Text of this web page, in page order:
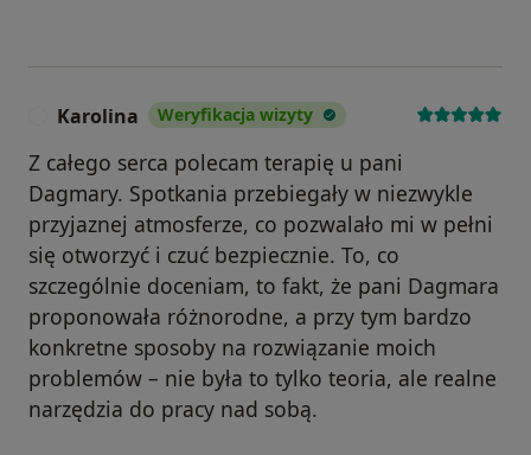
Karolina Weryfikacja wizyty
Z całego serca polecam terapię u pani
Dagmary. Spotkania przebiegały w niezwykle
przyjaznej atmosferze, co pozwalało mi w pełni
się otworzyć i czuć bezpiecznie. To, co
szczególnie doceniam, to fakt, że pani Dagmara
proponowała różnorodne, a przy tym bardzo
konkretne sposoby na rozwiązanie moich
problemów – nie była to tylko teoria, ale realne
narzędzia do pracy nad sobą.